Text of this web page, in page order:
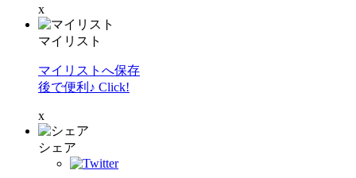
x
マイリスト
マイリストへ保存
後で便利♪ Click!
x
シェア